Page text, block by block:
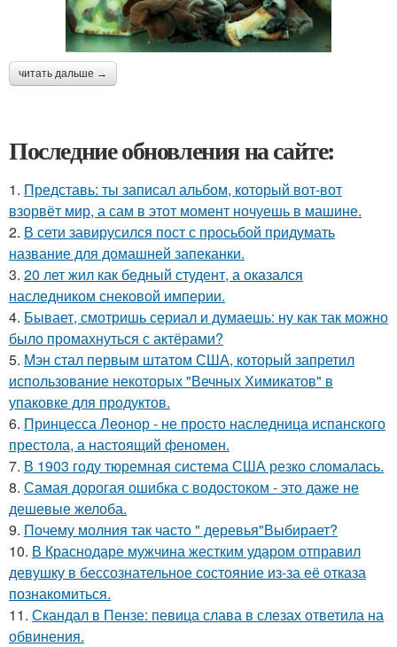
читать дальше →
Последние обновления на сайте:
1. Представь: ты записал альбом, который вот-вот
взорвёт мир, а сам в этот момент ночуешь в машине.
2. В сети завирусился пост с просьбой придумать
название для домашней запеканки.
3. 20 лет жил как бедный студент, а оказался
наследником снековой империи.
4. Бывает, смотришь сериал и думаешь: ну как так можно
было промахнуться с актёрами?
5. Мэн стал первым штатом США, который запретил
использование некоторых "Вечных Химикатов" в
упаковке для продуктов.
6. Принцесса Леонор - не просто наследница испанского
престола, а настоящий феномен.
7. В 1903 году тюремная система США резко сломалась.
8. Самая дорогая ошибка с водостоком - это даже не
дешевые желоба.
9. Почему молния так часто " деревья"Выбирает?
10. В Краснодаре мужчина жестким ударом отправил
девушку в бессознательное состояние из-за её отказа
познакомиться.
11. Скандал в Пензе: певица слава в слезах ответила на
обвинения.